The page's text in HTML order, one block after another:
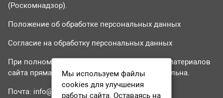
(Роскомнадзор).
Положение об обработке персональных данных
Согласие на обработку персональных данных
При полном или частичном использовании материалов
сайта прямая гиперссылка на tvr24.tv обязательна.
Почта: info@tvr24.tv
Мы используем файлы
cookies для улучшения
работы сайта. Оставаясь на